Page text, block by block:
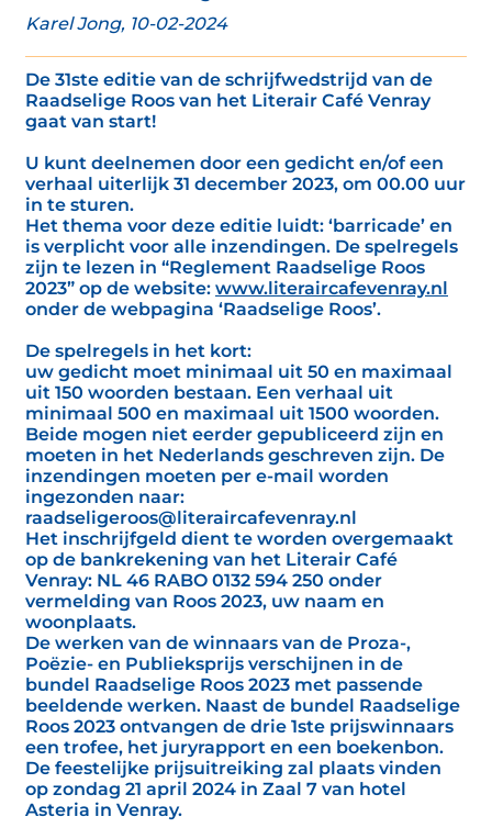
Karel Jong, 10-02-2024
De 31ste editie van de schrijfwedstrijd van de
Raadselige Roos van het Literair Café Venray
gaat van start!
U kunt deelnemen door een gedicht en/of een
verhaal uiterlijk 31 december 2023, om 00.00 uur
in te sturen.
Het thema voor deze editie luidt: ‘barricade’ en
is verplicht voor alle inzendingen. De spelregels
zijn te lezen in “Reglement Raadselige Roos
2023” op de website: www.literaircafevenray.nl
onder de webpagina ‘Raadselige Roos’.
De spelregels in het kort:
uw gedicht moet minimaal uit 50 en maximaal
uit 150 woorden bestaan. Een verhaal uit
minimaal 500 en maximaal uit 1500 woorden.
Beide mogen niet eerder gepubliceerd zijn en
moeten in het Nederlands geschreven zijn. De
inzendingen moeten per e-mail worden
ingezonden naar:
raadseligeroos@literaircafevenray.nl
Het inschrijfgeld dient te worden overgemaakt
op de bankrekening van het Literair Café
Venray: NL 46 RABO 0132 594 250 onder
vermelding van Roos 2023, uw naam en
woonplaats.
De werken van de winnaars van de Proza-,
Poëzie- en Publieksprijs verschijnen in de
bundel Raadselige Roos 2023 met passende
beeldende werken. Naast de bundel Raadselige
Roos 2023 ontvangen de drie 1ste prijswinnaars
een trofee, het juryrapport en een boekenbon.
De feestelijke prijsuitreiking zal plaats vinden
op zondag 21 april 2024 in Zaal 7 van hotel
Asteria in Venray.